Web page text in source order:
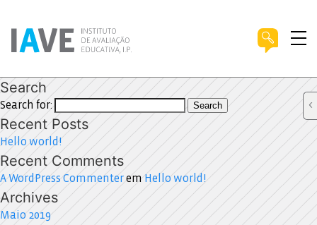
Search
Search for: Search
Recent Posts
Hello world!
Recent Comments
A WordPress Commenterem Hello world!
Archives
Maio 2019